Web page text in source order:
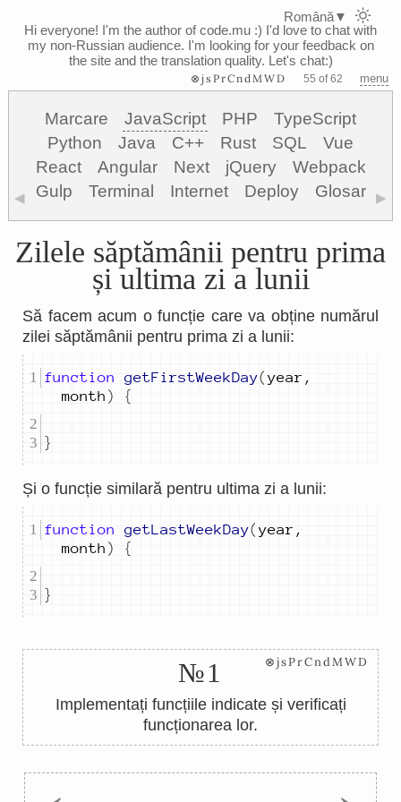
Hi everyone! I'm the author of code.mu :) I'd love to chat with
my non-Russian audience. I'm looking for your feedback on
the site and the translation quality. Let's chat:)
⊗jsPrCndMWD 55 of 62 menu
Marcare JavaScript PHP
TypeScript
Python
Java C++ Rust SQL
Vue
React
Angular Next jQuery
Webpack
Gulp
Terminal Internet Deploy Glosar
◀ ▶
Zilele săptămânii pentru prima
și ultima zi a lunii
Să facem acum o funcție care va obține numărul
zilei săptămânii pentru prima zi a lunii:
function getFirstWeekDay( year ,
month ) {
}
Și o funcție similară pentru ultima zi a lunii:
function getLastWeekDay( year ,
month ) {
}
№1 ⊗jsPrCndMWD
Implementați funcțiile indicate și verificați
funcționarea lor.
Română▼